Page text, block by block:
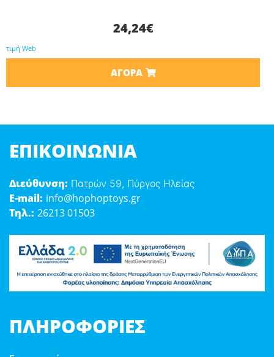
24,24€
τιμή Web
ΑΓΟΡΆ
ΕΠΙΚΟΙΝΩΝΊΑ
Διεύθυνση: Πατρών 59, Πύργος Ηλείας
E-mail: info@hophoptoys.gr
Τηλ.: 26213 01503
ΠΛΗΡΟΦΟΡΊΕΣ